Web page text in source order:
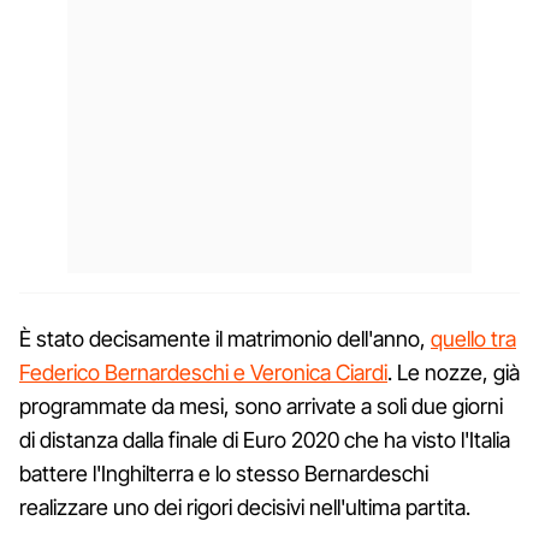
È stato decisamente il matrimonio dell'anno, quello tra
Federico Bernardeschi e Veronica Ciardi. Le nozze, già
programmate da mesi, sono arrivate a soli due giorni
di distanza dalla finale di Euro 2020 che ha visto l'Italia
battere l'Inghilterra e lo stesso Bernardeschi
realizzare uno dei rigori decisivi nell'ultima partita.